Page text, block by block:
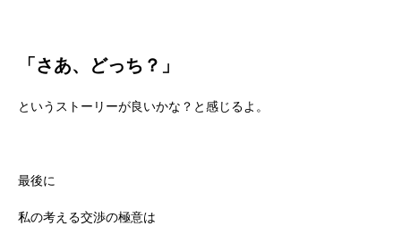
「さあ、どっち？」
というストーリーが良いかな？と感じるよ。
最後に
私の考える交渉の極意は